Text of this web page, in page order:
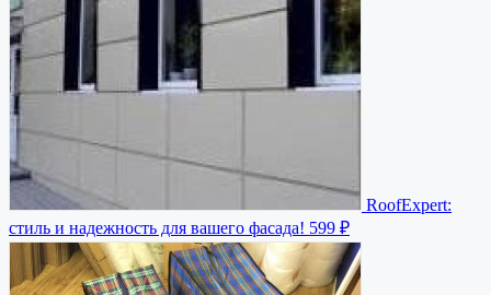
RoofExpert:
стиль и надежность для вашего фасада! 599 ₽